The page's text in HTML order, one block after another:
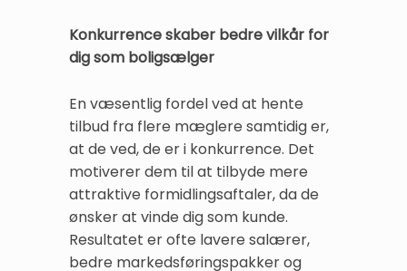
Konkurrence skaber bedre vilkår for
dig som boligsælger
En væsentlig fordel ved at hente
tilbud fra flere mæglere samtidig er,
at de ved, de er i konkurrence. Det
motiverer dem til at tilbyde mere
attraktive formidlingsaftaler, da de
ønsker at vinde dig som kunde.
Resultatet er ofte lavere salærer,
bedre markedsføringspakker og